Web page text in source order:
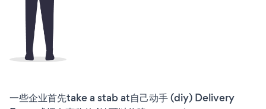
一些企业首先take a stab at自己动手 (diy) Delivery